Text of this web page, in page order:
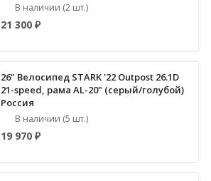
В наличии (2 шт.)
21 300 ₽
26" Велосипед STARK '22 Outpost 26.1D
21-speed, рама AL-20" (серый/голубой)
Россия
В наличии (5 шт.)
19 970 ₽